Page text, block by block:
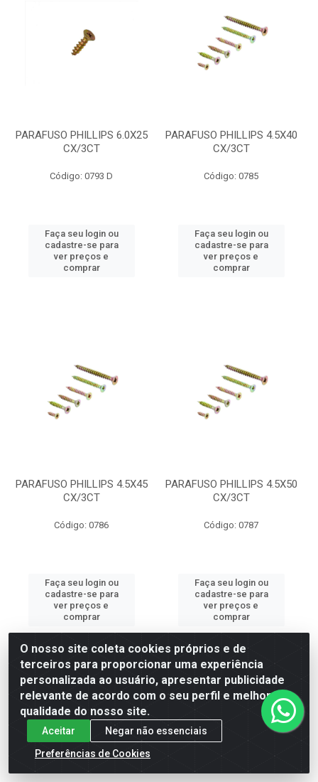
PARAFUSO PHILLIPS 6.0X25
CX/3CT
Código: 0793 D
Faça seu login ou
cadastre-se para
ver preços e
comprar
PARAFUSO PHILLIPS 4.5X40
CX/3CT
Código: 0785
Faça seu login ou
cadastre-se para
ver preços e
comprar
PARAFUSO PHILLIPS 4.5X45
CX/3CT
Código: 0786
Faça seu login ou
cadastre-se para
ver preços e
comprar
PARAFUSO PHILLIPS 4.5X50
CX/3CT
Código: 0787
Faça seu login ou
cadastre-se para
ver preços e
comprar
O nosso site coleta cookies próprios e de
terceiros para proporcionar uma experiência
personalizada ao usuário, apresentar publicidade
relevante de acordo com o seu perfil e melhorar a
qualidade do nosso site.
Aceitar
Negar não essenciais
Preferências de Cookies